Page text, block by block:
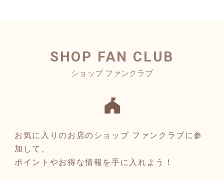
SHOP FAN CLUB
お気に入りのお店のショップ ファンクラブに参
加して、
ポイントやお得な情報を手に入れよう！